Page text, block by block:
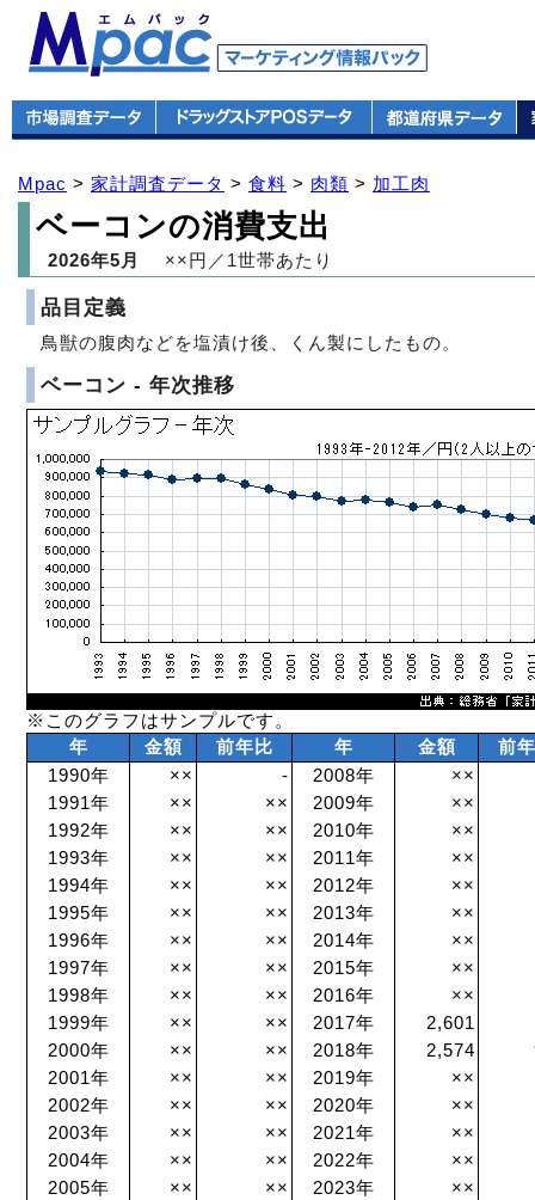
Mpac > 家計調査データ > 食料 > 肉類 > 加工肉
ベーコンの消費支出
2026年5月 ××円／1世帯あたり
品目定義
鳥獣の腹肉などを塩漬け後、くん製にしたもの。
ベーコン - 年次推移
※このグラフはサンプルです。
年
金額 前年比 年 金額
前
1990年
×× - 2008年
××
1991年
×× ×× 2009年
××
1992年
×× ×× 2010年
××
1993年
×× ×× 2011年
××
1994年
×× ×× 2012年
××
1995年
×× ×× 2013年
××
1996年
×× ×× 2014年
××
1997年
×× ×× 2015年
××
1998年
×× ×× 2016年
××
1999年
×× ×× 2017年
2,601
2000年
×× ×× 2018年 2,574
2001年
×× ×× 2019年
××
2002年
×× ×× 2020年
××
2003年
×× ×× 2021年
××
2004年
×× ×× 2022年
××
2005年
×× ×× 2023年
××